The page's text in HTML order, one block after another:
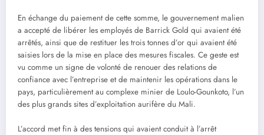
En échange du paiement de cette somme, le gouvernement malien
a accepté de libérer les employés de Barrick Gold qui avaient été
arrêtés, ainsi que de restituer les trois tonnes d’or qui avaient été
saisies lors de la mise en place des mesures fiscales. Ce geste est
vu comme un signe de volonté de renouer des relations de
confiance avec l’entreprise et de maintenir les opérations dans le
pays, particulièrement au complexe minier de Loulo-Gounkoto, l’un
des plus grands sites d’exploitation aurifère du Mali.
L’accord met fin à des tensions qui avaient conduit à l’arrêt